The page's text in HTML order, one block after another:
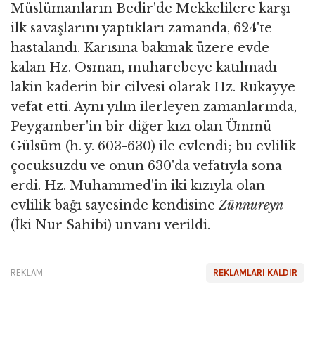
Müslümanların Bedir'de Mekkelilere karşı
ilk savaşlarını yaptıkları zamanda, 624'te
hastalandı. Karısına bakmak üzere evde
kalan Hz. Osman, muharebeye katılmadı
lakin kaderin bir cilvesi olarak Hz. Rukayye
vefat etti. Aynı yılın ilerleyen zamanlarında,
Peygamber'in bir diğer kızı olan Ümmü
Gülsüm (h. y. 603-630) ile evlendi; bu evlilik
çocuksuzdu ve onun 630'da vefatıyla sona
erdi. Hz. Muhammed'in iki kızıyla olan
evlilik bağı sayesinde kendisine Zünnureyn
(İki Nur Sahibi) unvanı verildi.
REKLAMLARI KALDIR
REKLAM